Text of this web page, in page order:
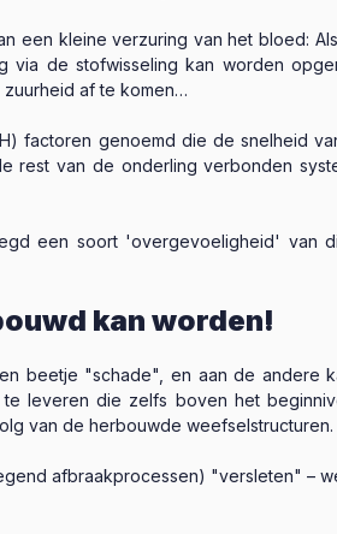
een kleine verzuring van het bloed:
de stofwisseling kan worden
af te komen…
factoren genoemd die de snelheid
van de onderling verbonden
een soort 'overgevoeligheid' van
kan worden!
beetje "schade", en aan de andere
leveren die zelfs boven het
van de herbouwde weefselstructuren.
afbraakprocessen) "versleten" –